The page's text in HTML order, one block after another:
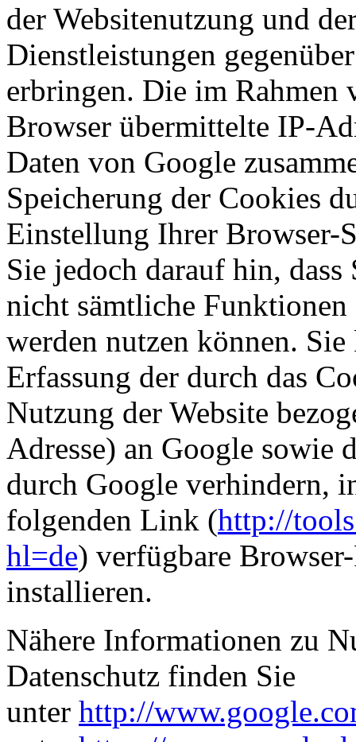
der Websitenutzung und
Dienstleistungen
erbringen. Die im
Browser übermittelte IP-
Daten von Google
Speicherung der Cookies
Einstellung Ihrer Browser-
Sie jedoch darauf hin,
nicht sämtliche
werden nutzen können.
Erfassung der durch das
Nutzung der Website
Adresse) an Google sowie
durch Google verhindern,
folgenden Link (http://
hl=de) verfügbare
installieren.
Nähere Informationen zu
Datenschutz finden Sie
unter http://